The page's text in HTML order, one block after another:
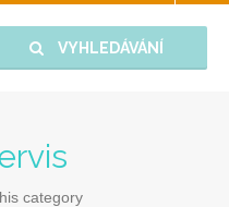
VYHLEDÁVÁNÍ
category